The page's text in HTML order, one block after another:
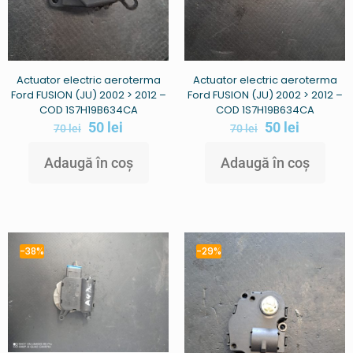
Actuator electric aeroterma
Ford FUSION (JU) 2002 > 2012 –
COD 1S7H19B634CA
70lei 50 lei
Adaugă în coș
Actuator electric aeroterma
Ford FUSION (JU) 2002 > 2012 –
COD 1S7H19B634CA
70lei 50 lei
Adaugă în coș
-38% -29%